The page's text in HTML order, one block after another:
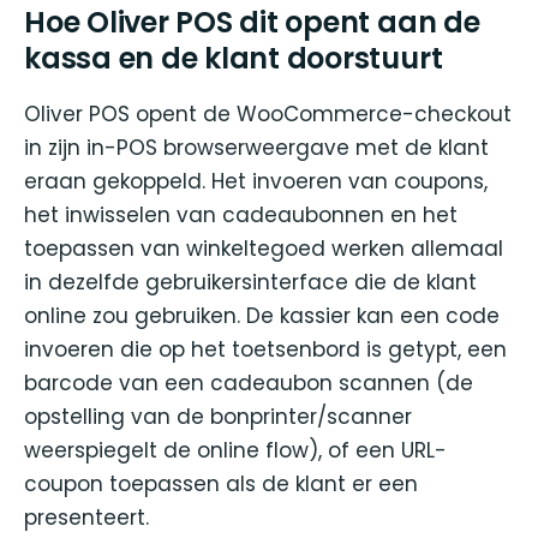
Hoe Oliver POS dit opent aan de
kassa en de klant doorstuurt
Oliver POS opent de WooCommerce-checkout
in zijn in-POS browserweergave met de klant
eraan gekoppeld. Het invoeren van coupons,
het inwisselen van cadeaubonnen en het
toepassen van winkeltegoed werken allemaal
in dezelfde gebruikersinterface die de klant
online zou gebruiken. De kassier kan een code
invoeren die op het toetsenbord is getypt, een
barcode van een cadeaubon scannen (de
opstelling van de bonprinter/scanner
weerspiegelt de online flow), of een URL-
coupon toepassen als de klant er een
presenteert.